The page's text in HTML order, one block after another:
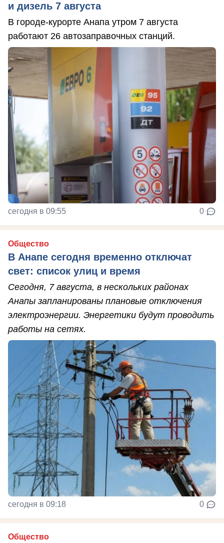
и дизель 7 августа
В городе-курорте Анапа утром 7 августа
работают 26 автозаправочных станций.
сегодня в 09:55 0
Общество
В Анапе сегодня временно отключат
свет: список улиц и время
Сегодня, 7 августа, в нескольких районах
Анапы запланированы плановые отключения
электроэнергии. Энергетики будут проводить
работы на сетях.
сегодня в 09:18 0
Общество